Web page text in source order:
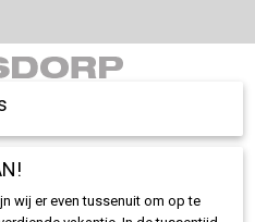
wij er even tussenuit om op te